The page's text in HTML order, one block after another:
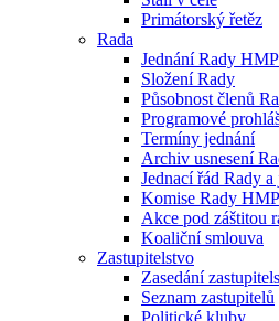
Primátorský řetěz
Rada
Jednání Rady HMP
Složení Rady
Působnost členů
Programové
Termíny jednání
Archiv usnesení
Jednací řád Rady
Komise Rady HMP
Akce pod záštitou
Koaliční smlouva
Zastupitelstvo
Zasedání
Seznam zastupitelů
Politické kluby